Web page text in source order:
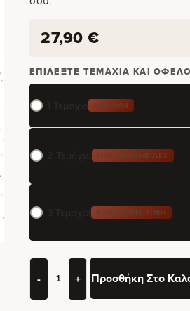
27,90€
ΕΠΙΛΈΞΤΕ ΤΕΜΆΧΙΑ ΚΑΙ
1 Τεμάχιο ΔΟΚΙΜΉ
2 Τεμάχια ΠΙΟ ΔΗΜΟΦΙΛΈΣ
3 Τεμάχια ΚΑΛΎΤΕΡΗ ΤΙΜΉ
- + Προσθήκη Στο